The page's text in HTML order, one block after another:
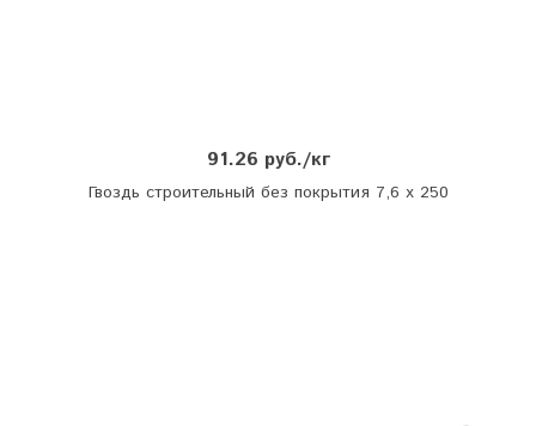
91.26 руб./кг
Гвоздь строительный без покрытия 7,6 х 250